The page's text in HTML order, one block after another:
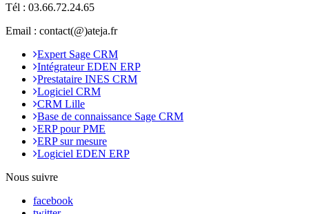
Tél : 03.66.72.24.65
Email : contact(@)ateja.fr
Expert Sage CRM
Intégrateur EDEN ERP
Prestataire INES CRM
Logiciel CRM
CRM Lille
Base de connaissance Sage CRM
ERP pour PME
ERP sur mesure
Logiciel EDEN ERP
Nous suivre
facebook